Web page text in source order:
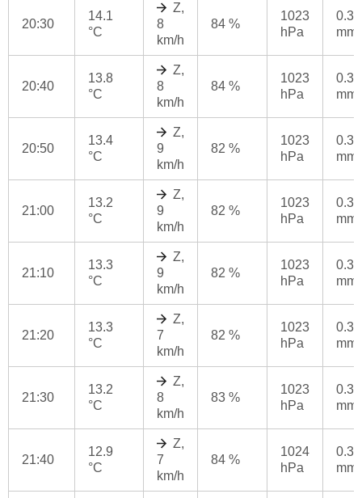
20:30
14.1
°C
Z,
8
km/h
84 %
1023
hPa
0.3
mm
20:40
13.8
°C
Z,
8
km/h
84 %
1023
hPa
0.3
mm
20:50
13.4
°C
Z,
9
km/h
82 %
1023
hPa
0.3
mm
21:00
13.2
°C
Z,
9
km/h
82 %
1023
hPa
0.3
mm
21:10
13.3
°C
Z,
9
km/h
82 %
1023
hPa
0.3
mm
21:20
13.3
°C
Z,
7
km/h
82 %
1023
hPa
0.3
mm
21:30
13.2
°C
Z,
8
km/h
83 %
1023
hPa
0.3
mm
21:40
12.9
°C
Z,
7
km/h
84 %
1024
hPa
0.3
mm